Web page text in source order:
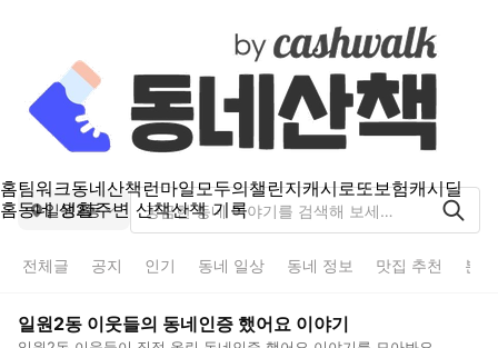
홈팀워크동네산책런마일모두의챌린지캐시로또보험캐시딜
홈동네 생활주변 산책산책 기록
일원2동
전체글 공지 인기 동네 일상 동네 정보 맛집 추천 분
일원2동 이웃들의 동네인증 했어요 이야기